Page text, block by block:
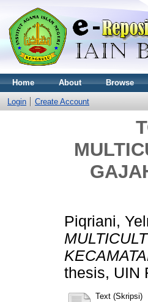
Home About Browse
Login Create Account
Piqriani,
thesis, UIN
Text (Skripsi)